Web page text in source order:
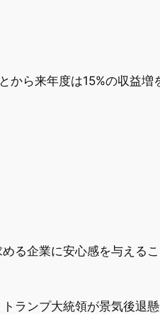
から来年度は15%の収益増
る企業に安心感を与える
トランプ大統領が景気後退懸